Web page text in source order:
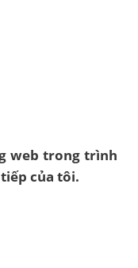
web trong trình
của tôi.